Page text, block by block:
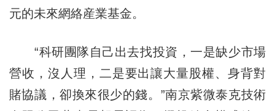
元的未來網絡産業基金。
“科研團隊自己出去找投資，一是缺少市場
營收，沒人理，二是要出讓大量股權、身背對
賭協議，卻換來很少的錢。”南京紫微泰克技術